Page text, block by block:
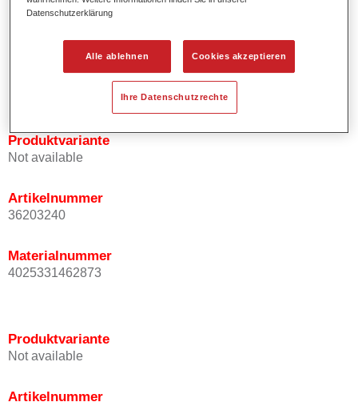
Effektausrichtung.
Fördert kurze Prozesszeiten.
Ermöglicht einfaches und sicheres Einlackieren.
Kann variabel eingesetzt werden, z.B. für Innenraum-,
Mehrschicht- und Mehrfarbenlackierungen.
Produktvariante
Not available
Artikelnummer
36203240
Materialnummer
4025331462873
Produktvariante
Not available
Artikelnummer
Datenschutzerklärung
Alle ablehnen Cookies akzeptieren
Ihre Datenschutzrechte